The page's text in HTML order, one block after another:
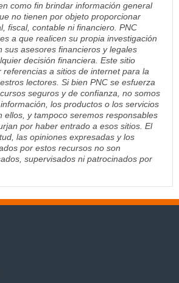
como fin brindar información general
no tienen por objeto proporcionar
fiscal, contable ni financiero. PNC
a que realicen su propia investigación
sus asesores financieros y legales
decisión financiera. Este sitio
a sitios de internet para la
lectores. Si bien PNC se esfuerza
seguros y de confianza, no somos
los productos o los servicios
ellos, y tampoco seremos responsables
por haber entrado a esos sitios. El
las opiniones expresadas y los
por estos recursos no son
supervisados ni patrocinados por